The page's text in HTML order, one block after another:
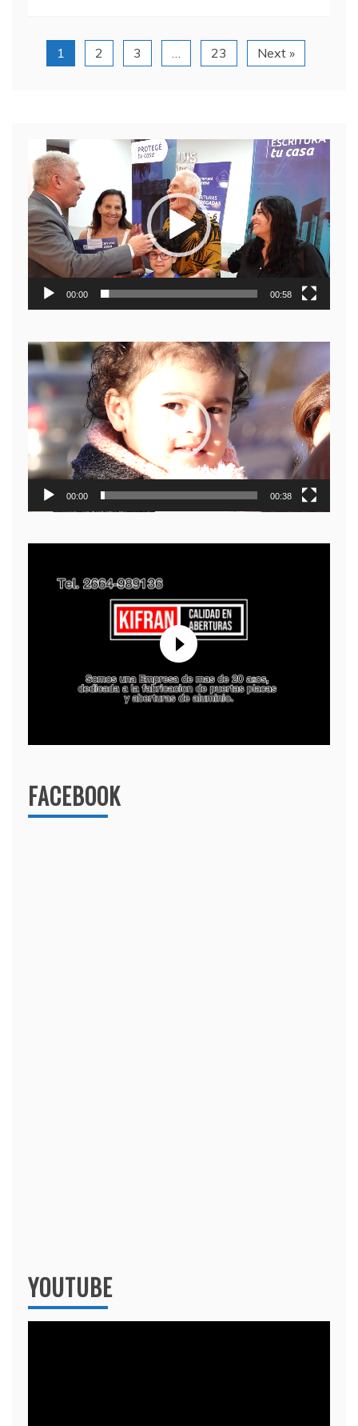
1 2 3 … 23 Next »
Reproductor
de
video
00:00 00:58
Reproductor
de
video
00:00 00:38
FACEBOOK
YOUTUBE